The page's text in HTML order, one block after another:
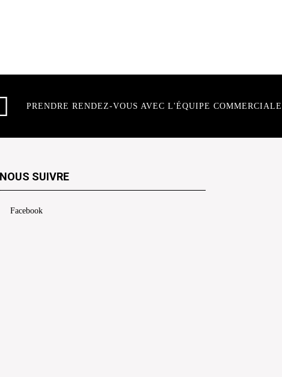
PRENDRE RENDEZ-VOUS AVEC L'ÉQUIPE COMMERCIALE
NOUS SUIVRE
Facebook